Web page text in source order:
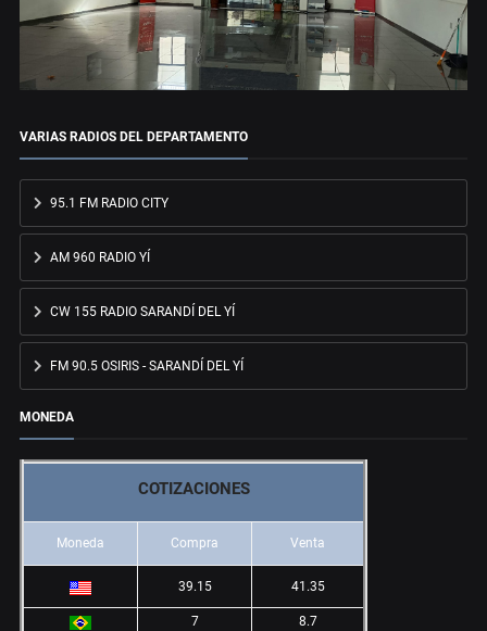
VARIAS RADIOS DEL DEPARTAMENTO
95.1 FM RADIO CITY
AM 960 RADIO YÍ
CW 155 RADIO SARANDÍ DEL YÍ
FM 90.5 OSIRIS - SARANDÍ DEL YÍ
MONEDA
COTIZACIONES
Moneda Compra Venta
39.15 41.35
7 8.7